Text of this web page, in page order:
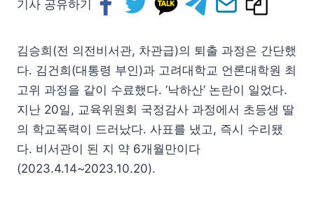
기사 공유하기
김승희(전 의전비서관, 차관급)의 퇴출 과정은 간단했
다. 김건희(대통령 부인)과 고려대학교 언론대학원 최
고위 과정을 같이 수료했다. ‘낙하산’ 논란이 일었다.
지난 20일, 교육위원회 국정감사 과정에서 초등생 딸
의 학교폭력이 드러났다. 사표를 냈고, 즉시 수리됐
다. 비서관이 된 지 약 6개월만이다
(2023.4.14~2023.10.20).